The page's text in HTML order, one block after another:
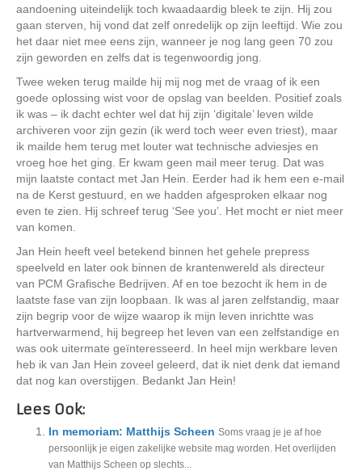
aandoening uiteindelijk toch kwaadaardig bleek te zijn. Hij zou
gaan sterven, hij vond dat zelf onredelijk op zijn leeftijd. Wie zou
het daar niet mee eens zijn, wanneer je nog lang geen 70 zou
zijn geworden en zelfs dat is tegenwoordig jong.
Twee weken terug mailde hij mij nog met de vraag of ik een
goede oplossing wist voor de opslag van beelden. Positief zoals
ik was – ik dacht echter wel dat hij zijn ‘digitale’ leven wilde
archiveren voor zijn gezin (ik werd toch weer even triest), maar
ik mailde hem terug met louter wat technische adviesjes en
vroeg hoe het ging. Er kwam geen mail meer terug. Dat was
mijn laatste contact met Jan Hein. Eerder had ik hem een e-mail
na de Kerst gestuurd, en we hadden afgesproken elkaar nog
even te zien. Hij schreef terug ‘See you’. Het mocht er niet meer
van komen.
Jan Hein heeft veel betekend binnen het gehele prepress
speelveld en later ook binnen de krantenwereld als directeur
van PCM Grafische Bedrijven. Af en toe bezocht ik hem in de
laatste fase van zijn loopbaan. Ik was al jaren zelfstandig, maar
zijn begrip voor de wijze waarop ik mijn leven inrichtte was
hartverwarmend, hij begreep het leven van een zelfstandige en
was ook uitermate geïnteresseerd. In heel mijn werkbare leven
heb ik van Jan Hein zoveel geleerd, dat ik niet denk dat iemand
dat nog kan overstijgen. Bedankt Jan Hein!
Lees Ook:
In memoriam: Matthijs Scheen Soms vraag je je af hoe
persoonlijk je eigen zakelijke website mag worden. Het overlijden
van Matthijs Scheen op slechts...